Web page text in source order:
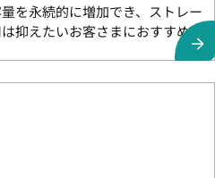
を永続的に増加でき、ストレー
抑えたいお客さまにおすすめで